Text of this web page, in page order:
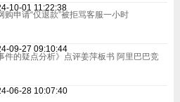
10-01 11:22:38
申请“仅退款”被拒骂客服一小时
09-27 09:10:44
件的疑点分析》点评姜萍板书 阿里巴巴竞
06-28 10:07:40